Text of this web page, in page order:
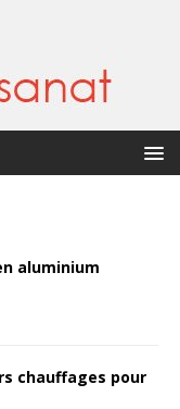
aluminium
chauffages pour